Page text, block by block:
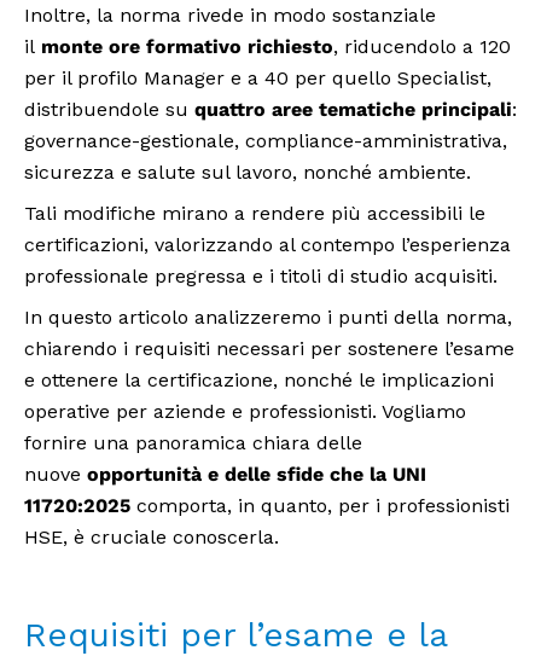
Inoltre, la norma rivede in modo sostanziale
il monte ore formativo richiesto, riducendolo a 120
per il profilo Manager e a 40 per quello Specialist,
distribuendole su quattro aree tematiche principali:
governance-gestionale, compliance-amministrativa,
sicurezza e salute sul lavoro, nonché ambiente.
Tali modifiche mirano a rendere più accessibili le
certificazioni, valorizzando al contempo l’esperienza
professionale pregressa e i titoli di studio acquisiti.
In questo articolo analizzeremo i punti della norma,
chiarendo i requisiti necessari per sostenere l’esame
e ottenere la certificazione, nonché le implicazioni
operative per aziende e professionisti. Vogliamo
fornire una panoramica chiara delle
nuove opportunità e delle sfide che la UNI
11720:2025 comporta, in quanto, per i professionisti
HSE, è cruciale conoscerla.
Requisiti per l’esame e la